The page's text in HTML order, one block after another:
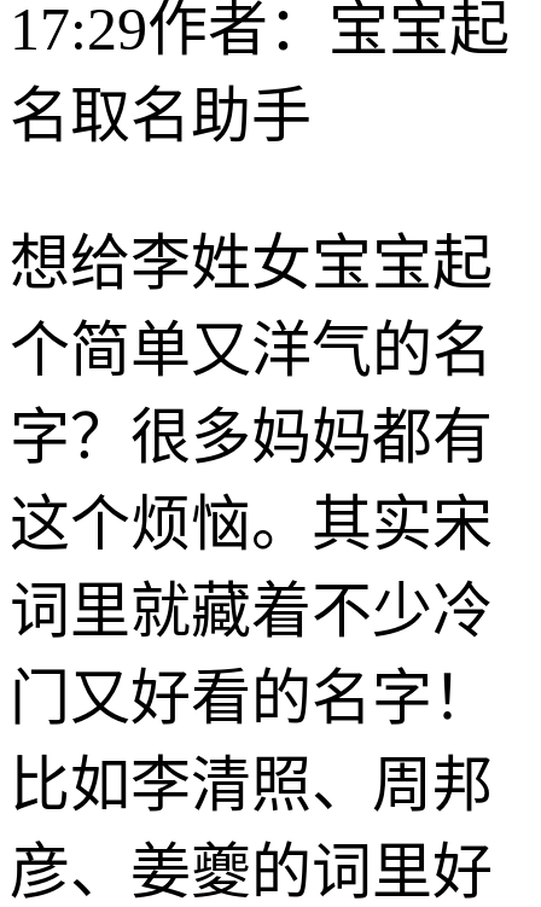
17:29作者：宝宝起
名取名助手
想给李姓女宝宝起
个简单又洋气的名
字？很多妈妈都有
这个烦恼。其实宋
词里就藏着不少冷
门又好看的名字！
比如李清照、周邦
彦、姜夔的词里好